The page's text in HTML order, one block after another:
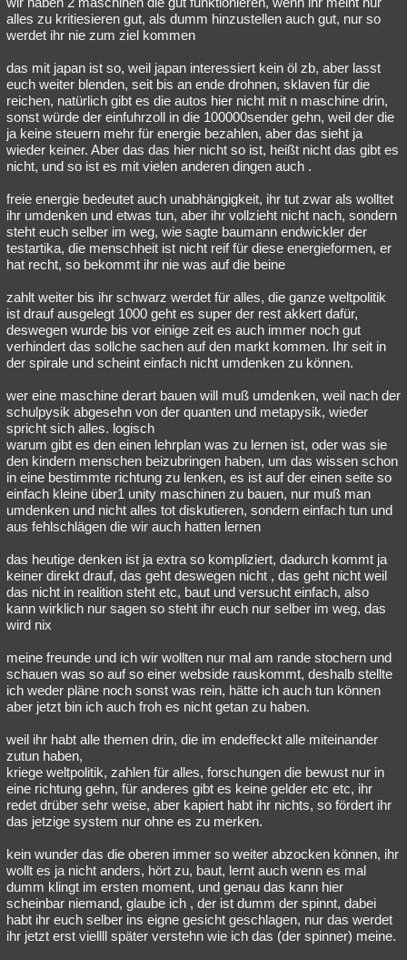
alles zu kritiesieren gut, als dumm hinzustellen auch gut, nur so
werdet ihr nie zum ziel kommen
das mit japan ist so, weil japan interessiert kein öl zb, aber lasst
euch weiter blenden, seit bis an ende drohnen, sklaven für die
reichen, natürlich gibt es die autos hier nicht mit n maschine drin,
sonst würde der einfuhrzoll in die 100000sender gehn, weil der die
ja keine steuern mehr für energie bezahlen, aber das sieht ja
wieder keiner. Aber das das hier nicht so ist, heißt nicht das gibt es
nicht, und so ist es mit vielen anderen dingen auch .
freie energie bedeutet auch unabhängigkeit, ihr tut zwar als wolltet
ihr umdenken und etwas tun, aber ihr vollzieht nicht nach, sondern
steht euch selber im weg, wie sagte baumann endwickler der
testartika, die menschheit ist nicht reif für diese energieformen, er
hat recht, so bekommt ihr nie was auf die beine
zahlt weiter bis ihr schwarz werdet für alles, die ganze weltpolitik
ist drauf ausgelegt 1000 geht es super der rest akkert dafür,
deswegen wurde bis vor einige zeit es auch immer noch gut
verhindert das sollche sachen auf den markt kommen. Ihr seit in
der spirale und scheint einfach nicht umdenken zu können.
wer eine maschine derart bauen will muß umdenken, weil nach der
schulpysik abgesehn von der quanten und metapysik, wieder
spricht sich alles. logisch
warum gibt es den einen lehrplan was zu lernen ist, oder was sie
den kindern menschen beizubringen haben, um das wissen schon
in eine bestimmte richtung zu lenken, es ist auf der einen seite so
einfach kleine über1 unity maschinen zu bauen, nur muß man
umdenken und nicht alles tot diskutieren, sondern einfach tun und
aus fehlschlägen die wir auch hatten lernen
das heutige denken ist ja extra so kompliziert, dadurch kommt ja
keiner direkt drauf, das geht deswegen nicht , das geht nicht weil
das nicht in realition steht etc, baut und versucht einfach, also
kann wirklich nur sagen so steht ihr euch nur selber im weg, das
wird nix
meine freunde und ich wir wollten nur mal am rande stochern und
schauen was so auf so einer webside rauskommt, deshalb stellte
ich weder pläne noch sonst was rein, hätte ich auch tun können
aber jetzt bin ich auch froh es nicht getan zu haben.
weil ihr habt alle themen drin, die im endeffeckt alle miteinander
zutun haben,
kriege weltpolitik, zahlen für alles, forschungen die bewust nur in
eine richtung gehn, für anderes gibt es keine gelder etc etc, ihr
redet drüber sehr weise, aber kapiert habt ihr nichts, so fördert ihr
das jetzige system nur ohne es zu merken.
kein wunder das die oberen immer so weiter abzocken können, ihr
wollt es ja nicht anders, hört zu, baut, lernt auch wenn es mal
dumm klingt im ersten moment, und genau das kann hier
scheinbar niemand, glaube ich , der ist dumm der spinnt, dabei
habt ihr euch selber ins eigne gesicht geschlagen, nur das werdet
ihr jetzt erst viellll später verstehn wie ich das (der spinner) meine.